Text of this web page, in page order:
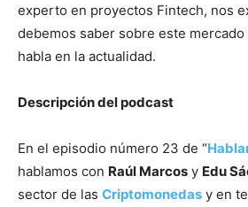
experto en proyectos Fintech, nos
debemos saber sobre este
habla en la actualidad.
Descripción del podcast
En el episodio número 23 de “
hablamos con Raúl Marcos y Edu
sector de las Criptomonedas y en